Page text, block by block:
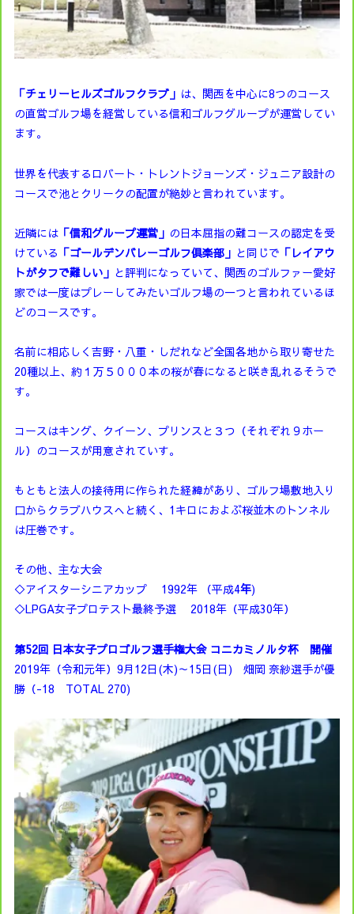
「チェリーヒルズゴルフクラブ」 は、関西を中心に8つのコース
の直営ゴルフ場を経営している信和ゴルフグループが運営してい
ます。
世界を代表するロバート・トレントジョーンズ・ジュニア設計の
コースで池とクリークの配置が絶妙と言われています。
近隣には 「信和グループ運営」 の日本屈指の難コースの認定を受
けている 「ゴールデンバレーゴルフ倶楽部」 と同じで 「レイアウ
トがタフで難しい」 と評判になっていて、関西のゴルファー愛好
家では一度はプレーしてみたいゴルフ場の一つと言われているほ
どのコースです。
名前に相応しく吉野・八重・しだれなど全国各地から取り寄せた
20種以上、約１万５０００本の桜が春になると咲き乱れるそうで
す。
コースはキング、クイーン、プリンスと３つ（それぞれ９ホー
ル）のコースが用意されていす。
もともと法人の接待用に作られた経緯があり、ゴルフ場敷地入り
口からクラブハウスへと続く、1キロにおよぶ桜並木のトンネル
は圧巻です。
その他、主な大会
◇アイスターシニアカップ 1992年 （平成4年)
◇LPGA女子プロテスト最終予選 2018年（平成30年）
第52回 日本女子プロゴルフ選手権大会 コニカミノルタ杯 開催
2019年（令和元年）9月12日(木)～15日(日) 畑岡 奈紗選手が優
勝（-18 TOTAL 270)